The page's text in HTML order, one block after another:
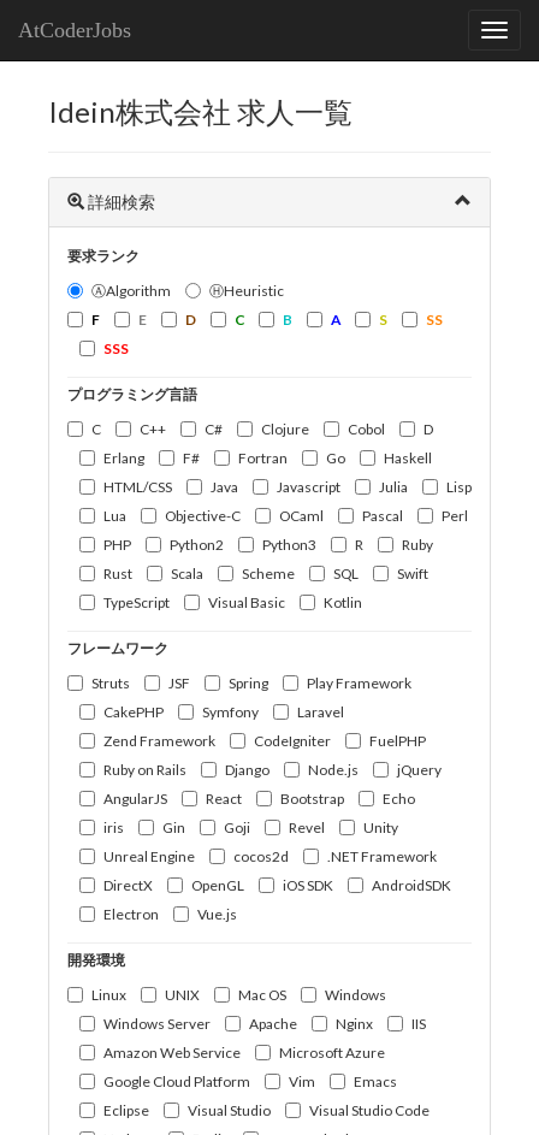
AtCoderJobs
Idein株式会社 求人一覧
詳細検索
要求ランク
ⒶAlgorithm
ⒽHeuristic
F
E D C B A S
SS
SSS
プログラミング言語
C
C++ C# Clojure Cobol
D
Erlang
F# Fortran Go
Haskell
HTML/CSS
Java Javascript Julia
Lisp
Lua
Objective-C OCaml Pascal
Perl
PHP
Python2 Python3 R
Ruby
Rust
Scala Scheme SQL
Swift
TypeScript
Visual Basic Kotlin
フレームワーク
Struts
JSF Spring
Play Framework
CakePHP
Symfony
Laravel
Zend Framework
CodeIgniter
FuelPHP
Ruby on Rails
Django Node.js
jQuery
AngularJS
React Bootstrap
Echo
iris
Gin Goji Revel
Unity
Unreal Engine
cocos2d
.NET Framework
DirectX
OpenGL iOS SDK
AndroidSDK
Electron
Vue.js
開発環境
Linux
UNIX Mac OS
Windows
Windows Server
Apache Nginx
IIS
Amazon Web Service
Microsoft Azure
Google Cloud Platform
Vim
Emacs
Eclipse
Visual Studio
Visual Studio Code